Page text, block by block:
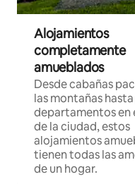
Alojamientos
completamente
amueblados
Desde cabañas
las montañas
departamentos en
de la ciudad, estos
alojamientos
tienen todas las
de un hogar.